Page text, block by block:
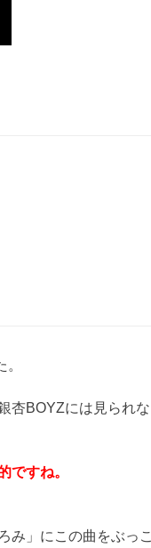
杏BOYZには見られな
ですね。
み」にこの曲をぶっこ